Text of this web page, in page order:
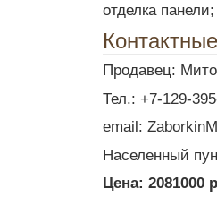
отделка панели;
Продавец:
Тел.: +7-129-
email:
Населенный
Цена: 2081000